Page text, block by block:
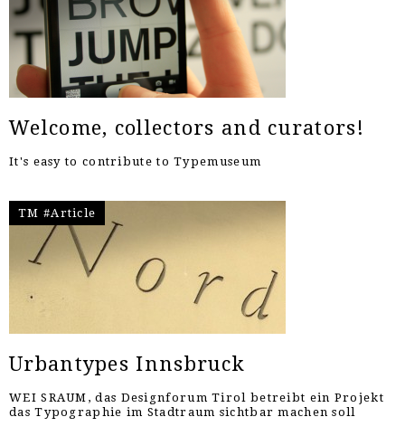
Welcome, collectors and curators!
It's easy to contribute to Typemuseum
TM #Article
Urbantypes Innsbruck
WEI SRAUM, das Designforum Tirol betreibt ein Projekt
das Typographie im Stadtraum sichtbar machen soll